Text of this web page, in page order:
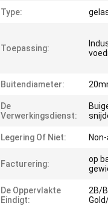
Type:
Toepassing:
Buitendiameter:
De
Verwerkingsdienst:
Legering Of Niet:
Facturering:
op
De Oppervlakte
Eindigt:
2B/